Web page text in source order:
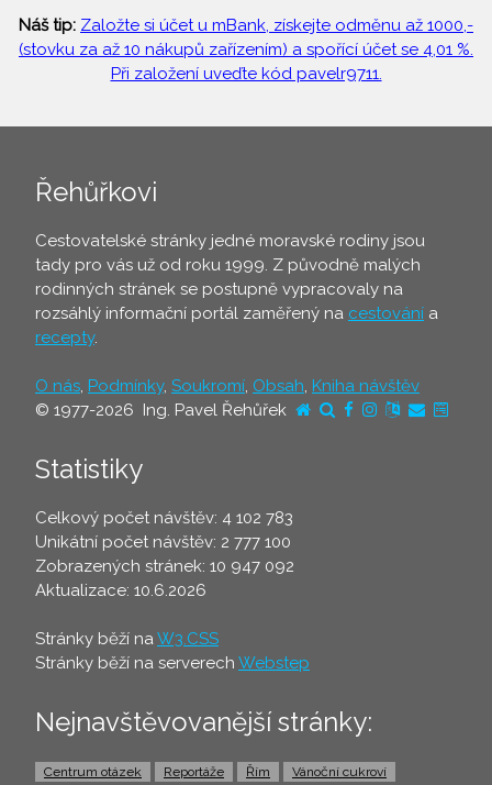
Náš tip: Založte si účet u mBank, získejte odměnu až 1000,-
(stovku za až 10 nákupů zařízením) a spořící účet se 4,01 %.
Při založení uveďte kód pavelr9711.
Řehůřkovi
Cestovatelské stránky jedné moravské rodiny jsou
tady pro vás už od roku 1999. Z původně malých
rodinných stránek se postupně vypracovaly na
rozsáhlý informační portál zaměřený na cestování a
recepty.
O nás, Podmínky, Soukromí, Obsah, Kniha návštěv
© 1977-2026 Ing. Pavel Řehůřek
Statistiky
Celkový počet návštěv: 4 102 783
Unikátní počet návštěv: 2 777 100
Zobrazených stránek: 10 947 092
Aktualizace: 10.6.2026
Stránky běží naW3.CSS
Stránky běží na serverech Webstep
Nejnavštěvovanější stránky:
Centrum otázek Reportáže Řím Vánoční cukroví